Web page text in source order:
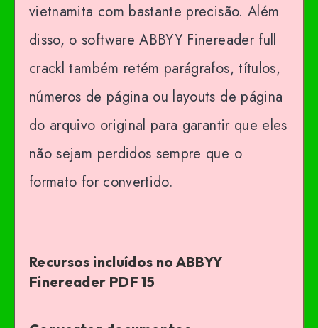
vietnamita com bastante precisão. Além
disso, o software ABBYY Finereader full
crackl também retém parágrafos, títulos,
números de página ou layouts de página
do arquivo original para garantir que eles
não sejam perdidos sempre que o
formato for convertido.
Recursos incluídos no ABBYY
Finereader PDF 15